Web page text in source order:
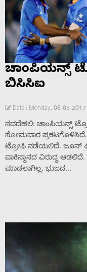
ಚಾಂಪಿಯನ್ಸ್
ಬಿಸಿಸಿಐ
Date : Monday, 08-05-2017
ನವದೆಹಲಿ: ಚಾಂಪಿಯನ್ಸ್
ಸೋಮವಾರ ಪ್ರಕಟಗೊಳಿಸಿದೆ.
ಟ್ರೋಫಿ ನಡೆಯಲಿದೆ. ಜೂನ್
ಪಾಕಿಸ್ಥಾನದ ವಿರುದ್ಧ
ಮಾಡಲಾಗಿಲ್ಲ. ಭುಜದ...